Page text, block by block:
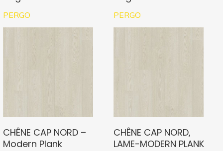
PERGO PERGO
CHÊNE CAP NORD –
Modern Plank
CHÊNE CAP NORD,
LAME-MODERN PLANK